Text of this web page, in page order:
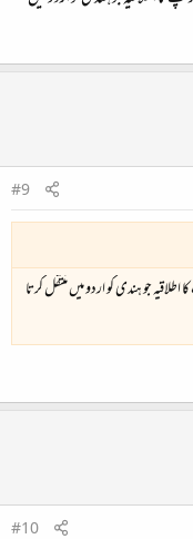
#9
جو ہندی کو اردو میں منتقل کرتا
#10